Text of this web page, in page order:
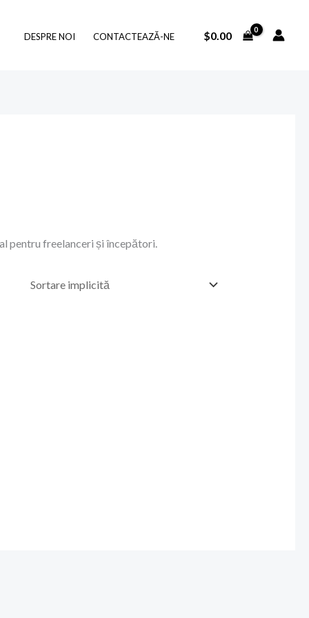
DESPRE NOI CONTACTEAZĂ-NE $0.00
pentru freelanceri și începători.